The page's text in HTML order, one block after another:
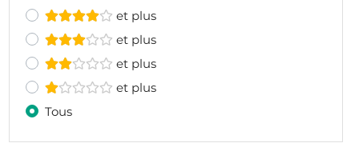
et plus
et plus
et plus
et plus
Tous